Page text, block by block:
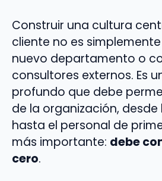
Construir una cultura
cliente no es
nuevo departamento o
consultores externos. Es
profundo que debe
de la organización,
hasta el personal de
más importante: debe
cero.